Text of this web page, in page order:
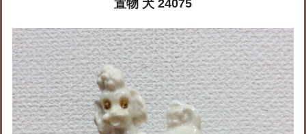
置物 犬 24075